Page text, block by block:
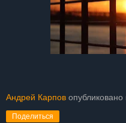
Андрей Карпов опубликовано
Поделиться